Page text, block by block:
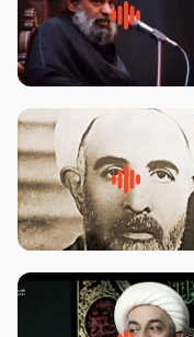
جانسوز پاره های جگر امام
مجتبی علیه السلام-حجت
مجلس یزید ملعون و
اهل‌بیت علیهم‌السلام –
زاده